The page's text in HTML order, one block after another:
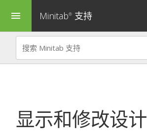
menu Minitab® 支持
显示和修改设计